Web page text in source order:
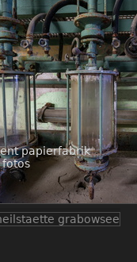
papierfabrik
fotos
grabowsee
fotos